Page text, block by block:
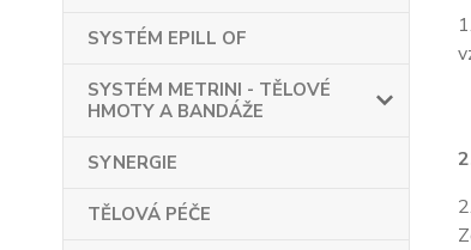
SYSTÉM EPILL OF
SYSTÉM METRINI - TĚLOVÉ
HMOTY A BANDÁŽE
SYNERGIE
TĚLOVÁ PÉČE